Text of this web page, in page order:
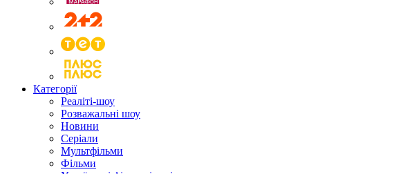
Категорії
Реаліті-шоу
Розважальні шоу
Новини
Серіали
Мультфільми
Фільми